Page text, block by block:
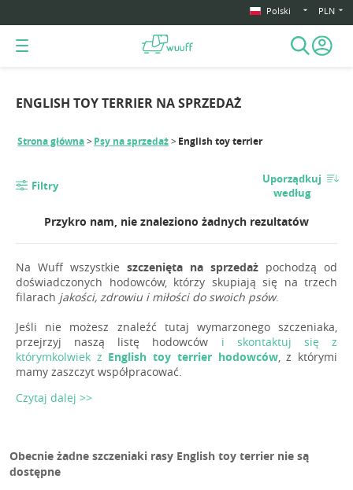
Polski PLN
ENGLISH TOY TERRIER NA SPRZEDAŻ
Strona główna Psy na sprzedaż English toy terrier
Filtry
Uporządkuj
według
Przykro nam, nie znaleziono żadnych rezultatów
Na Wuff wszystkie szczenięta na sprzedaż pochodzą od
doświadczonych hodowców, którzy skupiają się na trzech
filarach jakości, zdrowiu i miłości do swoich psów.
Jeśli nie możesz znaleźć tutaj wymarzonego szczeniaka,
przejrzyj naszą listę hodowców i skontaktuj się z
którymkolwiek z English toy terrier hodowców, z którymi
mamy zaszczyt współpracować.
Czytaj dalej >>
Obecnie żadne szczeniaki rasy English toy terrier nie są
dostępne